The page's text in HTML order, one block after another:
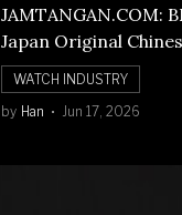
JAMTANGAN.COM:
Japan Original
Numerals Watch
WATCH INDUSTRY
by Han Jun 17, 2026